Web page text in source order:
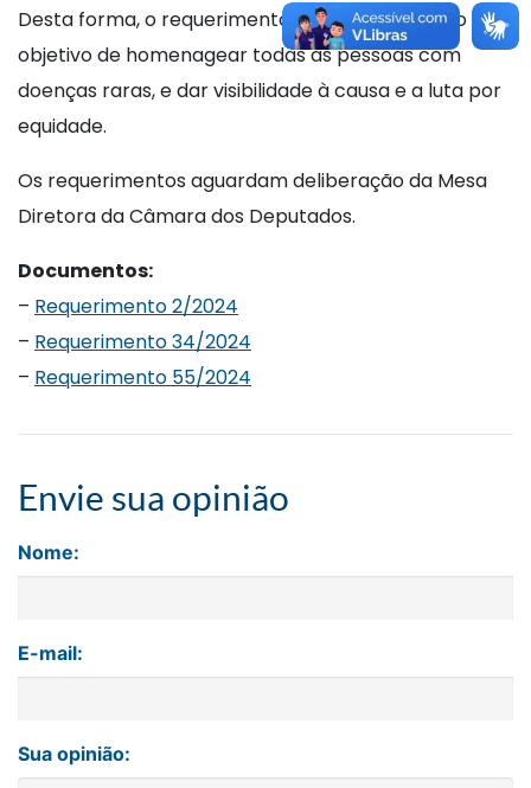
Desta forma, o requerimento em questão tem o
objetivo de homenagear todas as pessoas com
doenças raras, e dar visibilidade à causa e a luta por
equidade.
Os requerimentos aguardam deliberação da Mesa
Diretora da Câmara dos Deputados.
Documentos:
– Requerimento 2/2024
– Requerimento 34/2024
– Requerimento 55/2024
Envie sua opinião
Nome:
E-mail:
Sua opinião: